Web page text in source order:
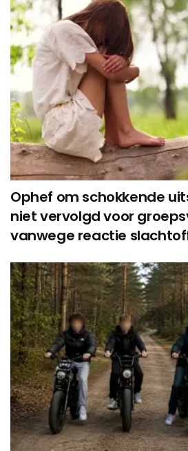
Ophef om schokkende
niet vervolgd voor
vanwege reactie